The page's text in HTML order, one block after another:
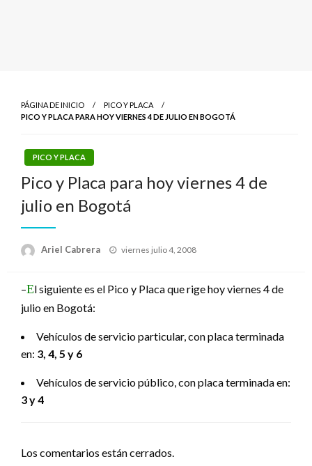
PÁGINA DE INICIO
PICO Y PLACA
PICO Y PLACA PARA HOY VIERNES 4 DE JULIO EN BOGOTÁ
PICO Y PLACA
Pico y Placa para hoy viernes 4 de
julio en Bogotá
Ariel Cabrera
Publicado
viernes julio 4, 2008
–El siguientees el Pico y Placa que rige hoy viernes 4 de
julio en Bogotá:
Vehículos de servicio particular, con placa terminada
en: 3, 4, 5 y 6
Vehículos de servicio público, con placa terminada en:
3 y 4
Los comentarios están cerrados.